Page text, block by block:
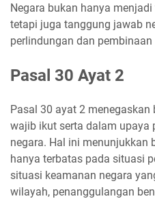
Negara bukan hanya
tetapi juga tanggung jawab
perlindungan dan
Pasal 30 Ayat 2
Pasal 30 ayat 2
wajib ikut serta dalam upaya
negara. Hal ini menunjukkan
hanya terbatas pada situasi
situasi keamanan negara
wilayah, penanggulangan